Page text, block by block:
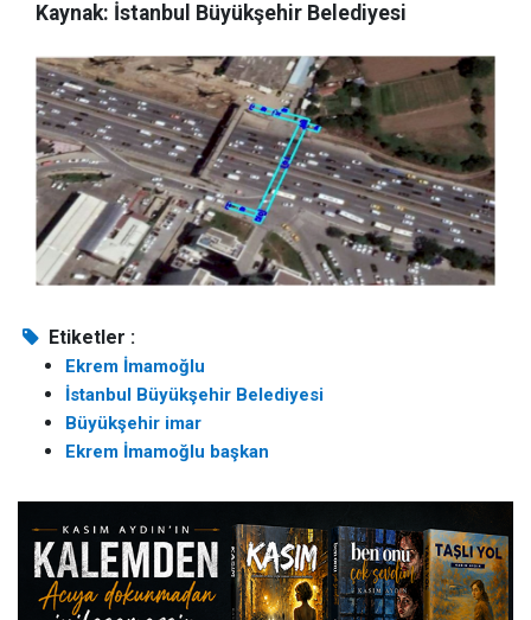
Kaynak: İstanbul Büyükşehir Belediyesi
Etiketler :
Ekrem İmamoğlu
İstanbul Büyükşehir Belediyesi
Büyükşehir imar
Ekrem İmamoğlu başkan